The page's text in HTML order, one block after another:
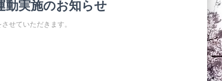
動実施のお知らせ
せていただきます。